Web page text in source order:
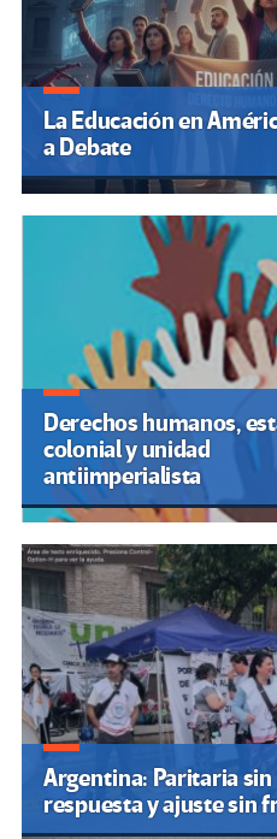
La Educación en
a Debate
Derechos humanos,
colonial y unidad
antiimperialista
Argentina: Paritaria sin
respuesta y ajuste sin